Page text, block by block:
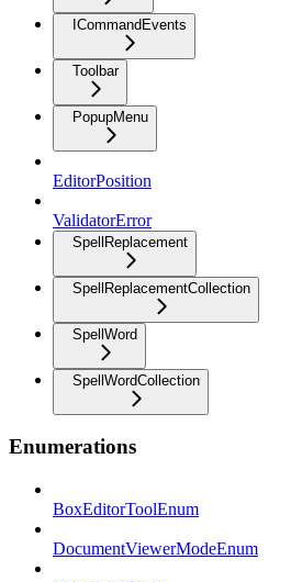
ICommandEvents
Toolbar
PopupMenu
EditorPosition
ValidatorError
SpellReplacement
SpellReplacementCollection
SpellWord
SpellWordCollection
Enumerations
BoxEditorToolEnum
DocumentViewerModeEnum